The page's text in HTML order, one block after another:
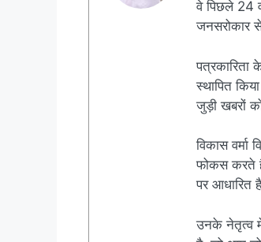
वे पिछले 24
जनसरोकार
स्थापित
जुड़ी खबरों
विकास वर्मा
फोकस करते
पर आधारित
उनके नेतृत्व